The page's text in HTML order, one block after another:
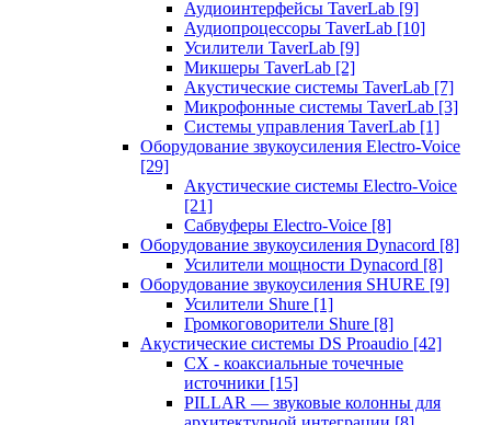
Аудиоинтерфейсы TaverLab [9]
Аудиопроцессоры TaverLab [10]
Усилители TaverLab [9]
Микшеры TaverLab [2]
Акустические системы TaverLab [7]
Микрофонные системы TaverLab [3]
Системы управления TaverLab [1]
Оборудование звукоусиления Electro-Voice
[29]
Акустические системы Electro-Voice
[21]
Сабвуферы Electro-Voice [8]
Оборудование звукоусиления Dynacord [8]
Усилители мощности Dynacord [8]
Оборудование звукоусиления SHURE [9]
Усилители Shure [1]
Громкоговорители Shure [8]
Акустические системы DS Proaudio [42]
CX - коаксиальные точечные
источники [15]
PILLAR — звуковые колонны для